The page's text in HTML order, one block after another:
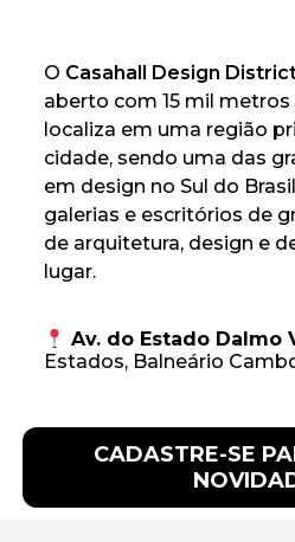
O Casahall Design
aberto com 15 mil
localiza em uma região
cidade, sendo uma das
em design no Sul do
galerias e escritórios de
de arquitetura, design e
lugar.
Av. do Estado Dalmo
Estados, Balneário
CADASTRE-SE